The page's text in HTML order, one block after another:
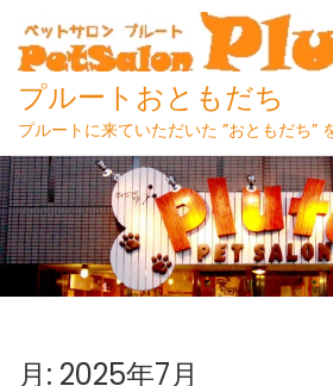
Skip
to
content
プルートおともだち
プルートに来ていただいた ”おともだち”
月: 2025年7月